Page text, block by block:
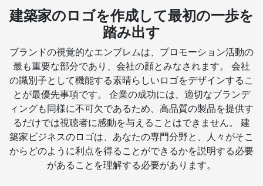
建築家のロゴを作成して最初の一歩を
踏み出す
ブランドの視覚的なエンブレムは、プロモーション活動の
最も重要な部分であり、会社の顔とみなされます。 会社
の識別子として機能する素晴らしいロゴをデザインするこ
とが最優先事項です。 企業の成功には、適切なブランデ
ィングも同様に不可欠であるため、高品質の製品を提供す
るだけでは視聴者に感動を与えることはできません。 建
築家ビジネスのロゴは、あなたの専門分野と、人々がそこ
からどのように利点を得ることができるかを説明する必要
があることを理解する必要があります。